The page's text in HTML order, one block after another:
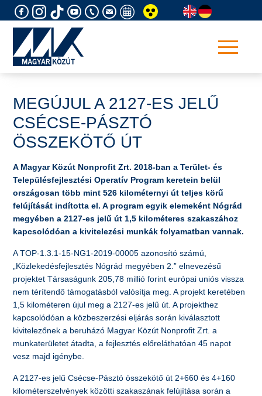
to
MEGÚJUL A 2127-ES JELŰ
CSÉCSE-PÁSZTÓ
ÖSSZEKÖTŐ ÚT
A Magyar Közút Nonprofit Zrt. 2018-ban a Terület- és
Településfejlesztési Operatív Program keretein belül
országosan több mint 526 kilométernyi út teljes körű
felújítását indította el. A program egyik elemeként Nógrád
megyében a 2127-es jelű út 1,5 kilométeres szakaszához
kapcsolódóan a kivitelezési munkák folyamatban vannak.
A TOP-1.3.1-15-NG1-2019-00005 azonosító számú,
„Közlekedésfejlesztés Nógrád megyében 2.” elnevezésű
projektet Társaságunk 205,78 millió forint európai uniós vissza
nem térítendő támogatásból valósítja meg. A projekt keretében
1,5 kilométeren újul meg a 2127-es jelű út. A projekthez
kapcsolódóan a közbeszerzési eljárás során kiválasztott
kivitelezőnek a beruházó Magyar Közút Nonprofit Zrt. a
munkaterületet átadta, a fejlesztés előreláthatóan 45 napot
vesz majd igénybe.
A 2127-es jelű Csécse-Pásztó összekötő út 2+660 és 4+160
kilométerszelvények közötti szakaszának felújítása során a